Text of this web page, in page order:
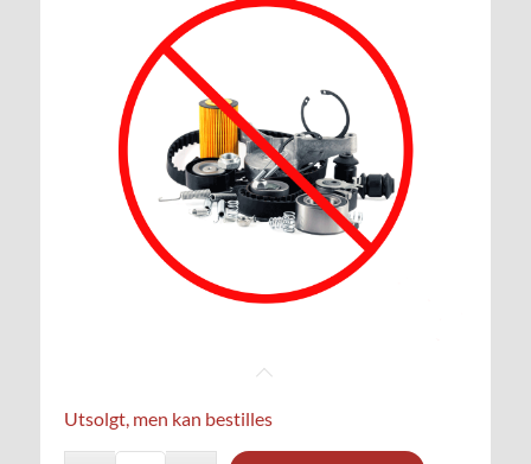
Utsolgt, men kan bestilles